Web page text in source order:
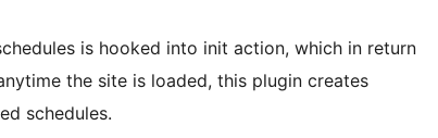
is hooked into init action, which in return
the site is loaded, this plugin creates
schedules.